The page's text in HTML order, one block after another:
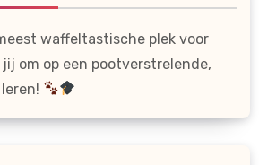
waffeltastische plek voor
om op een pootverstrelende,